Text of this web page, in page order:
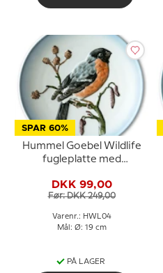
SPAR 60%
Hummel Goebel Wildlife
fugleplatte med
DKK 99,00
Før: DKK 249,00
Varenr.: HWL04
Mål: Ø: 19 cm
PÅ LAGER